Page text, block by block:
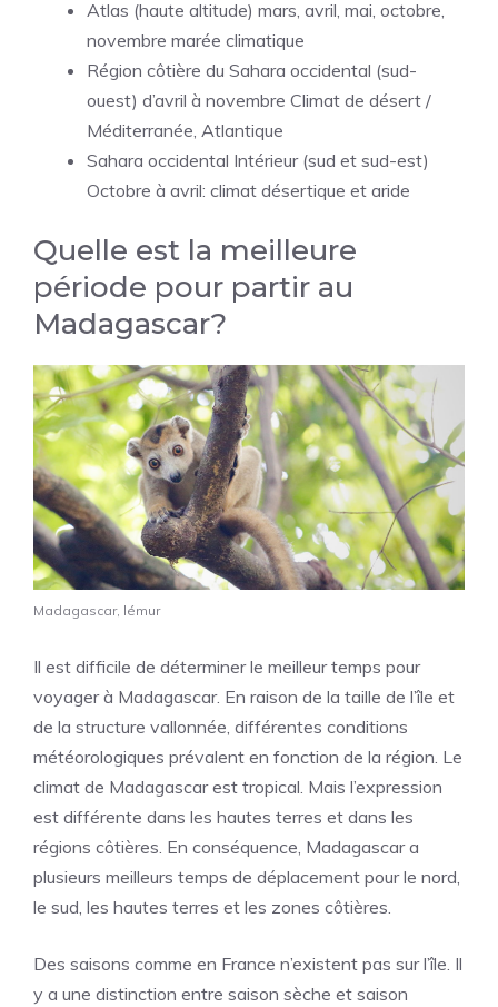
Atlas (haute altitude) mars, avril, mai, octobre,
novembre marée climatique
Région côtière du Sahara occidental (sud-
ouest) d’avril à novembre Climat de désert /
Méditerranée, Atlantique
Sahara occidental Intérieur (sud et sud-est)
Octobre à avril: climat désertique et aride
Quelle est la meilleure
période pour partir au
Madagascar?
Madagascar, lémur
Il est difficile de déterminer le meilleur temps pour
voyager à Madagascar. En raison de la taille de l’île et
de la structure vallonnée, différentes conditions
météorologiques prévalent en fonction de la région. Le
climat de Madagascar est tropical. Mais l’expression
est différente dans les hautes terres et dans les
régions côtières. En conséquence, Madagascar a
plusieurs meilleurs temps de déplacement pour le nord,
le sud, les hautes terres et les zones côtières.
Des saisons comme en France n’existent pas sur l’île. Il
y a une distinction entre saison sèche et saison